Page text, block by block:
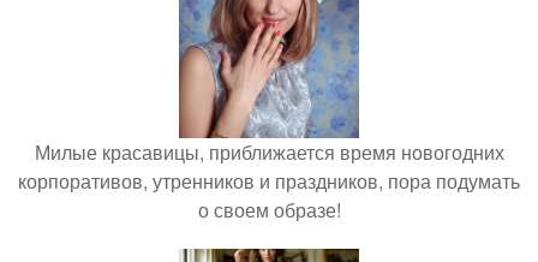
Милые красавицы, приближается время новогодних
корпоративов, утренников и праздников, пора подумать
о своем образе!